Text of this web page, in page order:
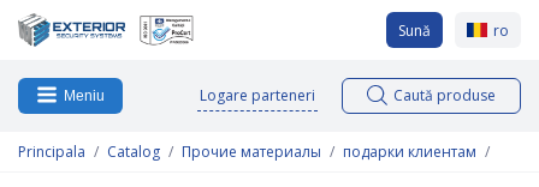
Sună ro
Meniu Logare parteneri Caută produse
Principala Catalog Прочие материалы подарки клиентам